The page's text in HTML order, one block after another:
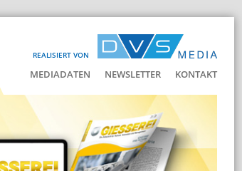
REALISIERT VON
MEDIADATEN NEWSLETTER KONTAKT